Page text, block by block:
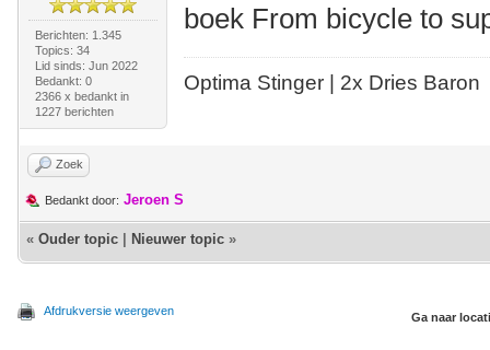
Berichten: 1.345
Topics: 34
Lid sinds: Jun 2022
Bedankt: 0
2366 x bedankt in
1227 berichten
boek From bicycle to
Optima Stinger | 2x Dries Baron
Zoek
Bedankt door: Jeroen S
« Ouder topic Nieuwer topic »
Afdrukversie weergeven Ga naar